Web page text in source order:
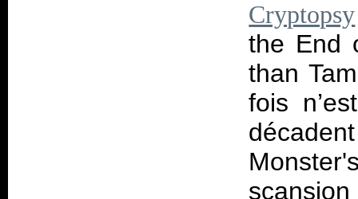
Cryptopsy
the End
than
fois